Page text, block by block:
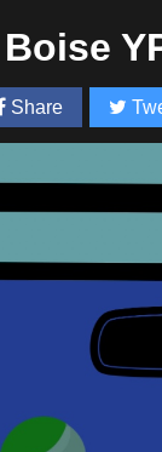
Boise
Share